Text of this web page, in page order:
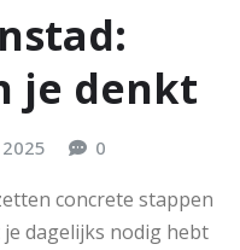
je denkt
0
concrete stappen
dagelijks nodig hebt